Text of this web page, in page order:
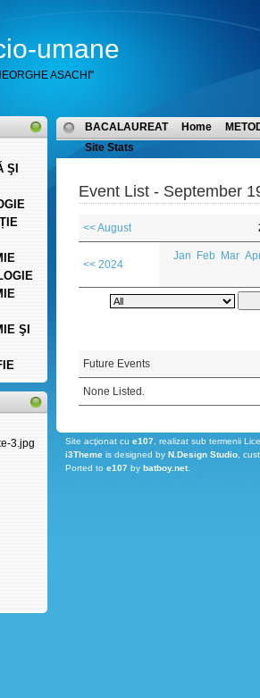
umane
ASACHI"
ŞI
ŞI
BACALAUREAT Home
Site Stats
Event List - September
<< August
<< 2024
Jan Feb Mar
Future Events
None Listed.
Site acţionat cu e107 , realizat sub termenii
i3Theme is designed by N.Design Studio ,
Ported to e107 by batboy.net.